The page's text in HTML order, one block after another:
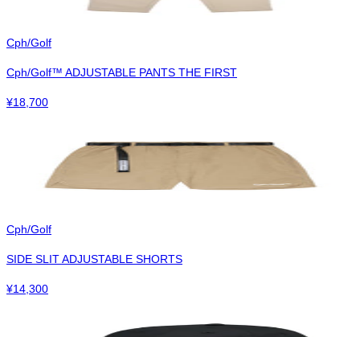
Cph/Golf
Cph/Golf™︎ ADJUSTABLE PANTS THE FIRST
¥18,700
Cph/Golf
SIDE SLIT ADJUSTABLE SHORTS
¥14,300